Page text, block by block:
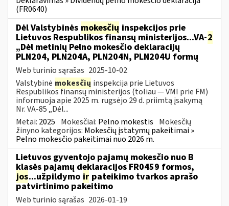
(FR0640)
Dėl Valstybinės mokesčių inspekcijos prie
Lietuvos Respublikos finansų ministerijos...VA-2
„Dėl metinių Pelno mokesčio deklaracijų
PLN204, PLN204A, PLN204N, PLN204U formų
Web turinio sąrašas 2025-10-02
Valstybinė mokesčių inspekcija prie Lietuvos
Respublikos finansų ministerijos (toliau — VMI prie FM)
informuoja apie 2025 m. rugsėjo 29 d. priimtą įsakymą
Nr. VA-85 „Dėl...
Metai: 2025 Mokesčiai: Pelno mokestis Mokesčių
žinyno kategorijos: Mokesčių įstatymų pakeitimai »
Pelno mokesčio pakeitimai nuo 2026 m.
Lietuvos gyventojo pajamų mokesčio nuo B
klasės pajamų deklaracijos FR0459 formos,
jos...užpildymo ir pateikimo tvarkos aprašo
patvirtinimo pakeitimo
Web turinio sąrašas 2026-01-19